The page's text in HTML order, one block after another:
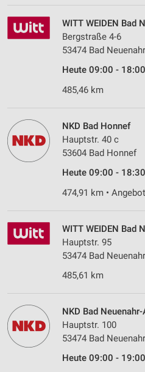
WITT WEIDEN Bad
Bergstraße 4-6
53474 Bad Neuenahr
Heute 09:00 -
485,46 km
NKD Bad Honnef
Hauptstr. 40 c
53604 Bad Honnef
Heute 09:00 -
474,91 km •
WITT WEIDEN Bad
Hauptstr. 95
53474 Bad Neuenahr
485,61 km
NKD Bad
Hauptstr. 100
53474 Bad
Heute 09:00 -